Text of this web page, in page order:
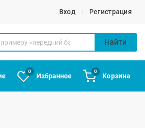
Вход Регистрация
Найти
0
Избранное
0
Корзина